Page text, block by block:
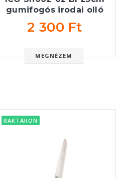
gumifogós irodai olló
2 300 Ft
MEGNÉZEM
RAKTÁRON